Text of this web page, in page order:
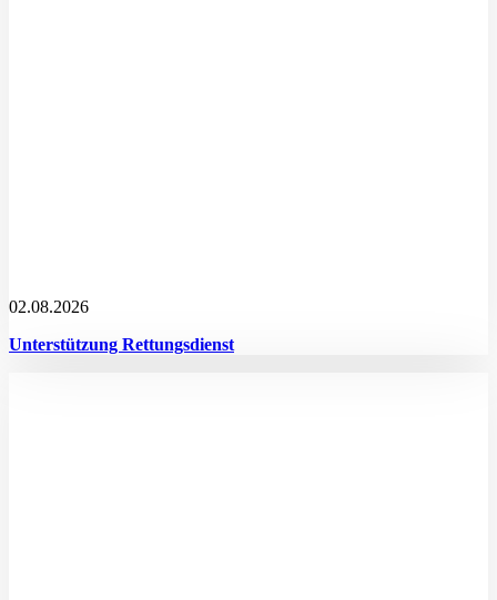
02.08.2026
Unterstützung Rettungsdienst